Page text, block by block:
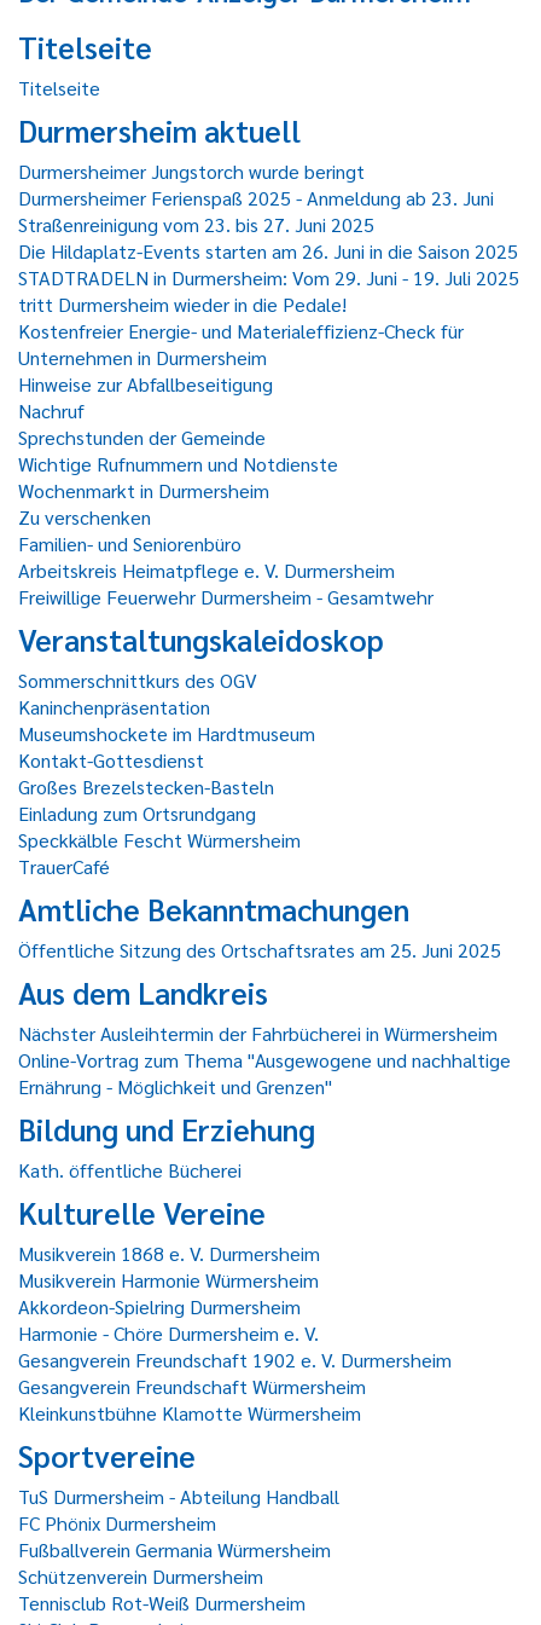
Titelseite
Titelseite
Durmersheim aktuell
Durmersheimer Jungstorch wurde beringt
Durmersheimer Ferienspaß 2025 - Anmeldung ab 23. Juni
Straßenreinigung vom 23. bis 27. Juni 2025
Die Hildaplatz-Events starten am 26. Juni in die Saison 2025
STADTRADELN in Durmersheim: Vom 29. Juni - 19. Juli 2025
tritt Durmersheim wieder in die Pedale!
Kostenfreier Energie- und Materialeffizienz-Check für
Unternehmen in Durmersheim
Hinweise zur Abfallbeseitigung
Nachruf
Sprechstunden der Gemeinde
Wichtige Rufnummern und Notdienste
Wochenmarkt in Durmersheim
Zu verschenken
Familien- und Seniorenbüro
Arbeitskreis Heimatpflege e. V. Durmersheim
Freiwillige Feuerwehr Durmersheim - Gesamtwehr
Veranstaltungskaleidoskop
Sommerschnittkurs des OGV
Kaninchenpräsentation
Museumshockete im Hardtmuseum
Kontakt-Gottesdienst
Großes Brezelstecken-Basteln
Einladung zum Ortsrundgang
Speckkälble Fescht Würmersheim
TrauerCafé
Amtliche Bekanntmachungen
Öffentliche Sitzung des Ortschaftsrates am 25. Juni 2025
Aus dem Landkreis
Nächster Ausleihtermin der Fahrbücherei in Würmersheim
Online-Vortrag zum Thema "Ausgewogene und nachhaltige
Ernährung - Möglichkeit und Grenzen"
Bildung und Erziehung
Kath. öffentliche Bücherei
Kulturelle Vereine
Musikverein 1868 e. V. Durmersheim
Musikverein Harmonie Würmersheim
Akkordeon-Spielring Durmersheim
Harmonie - Chöre Durmersheim e. V.
Gesangverein Freundschaft 1902 e. V. Durmersheim
Gesangverein Freundschaft Würmersheim
Kleinkunstbühne Klamotte Würmersheim
Sportvereine
TuS Durmersheim - Abteilung Handball
FC Phönix Durmersheim
Fußballverein Germania Würmersheim
Schützenverein Durmersheim
Tennisclub Rot-Weiß Durmersheim